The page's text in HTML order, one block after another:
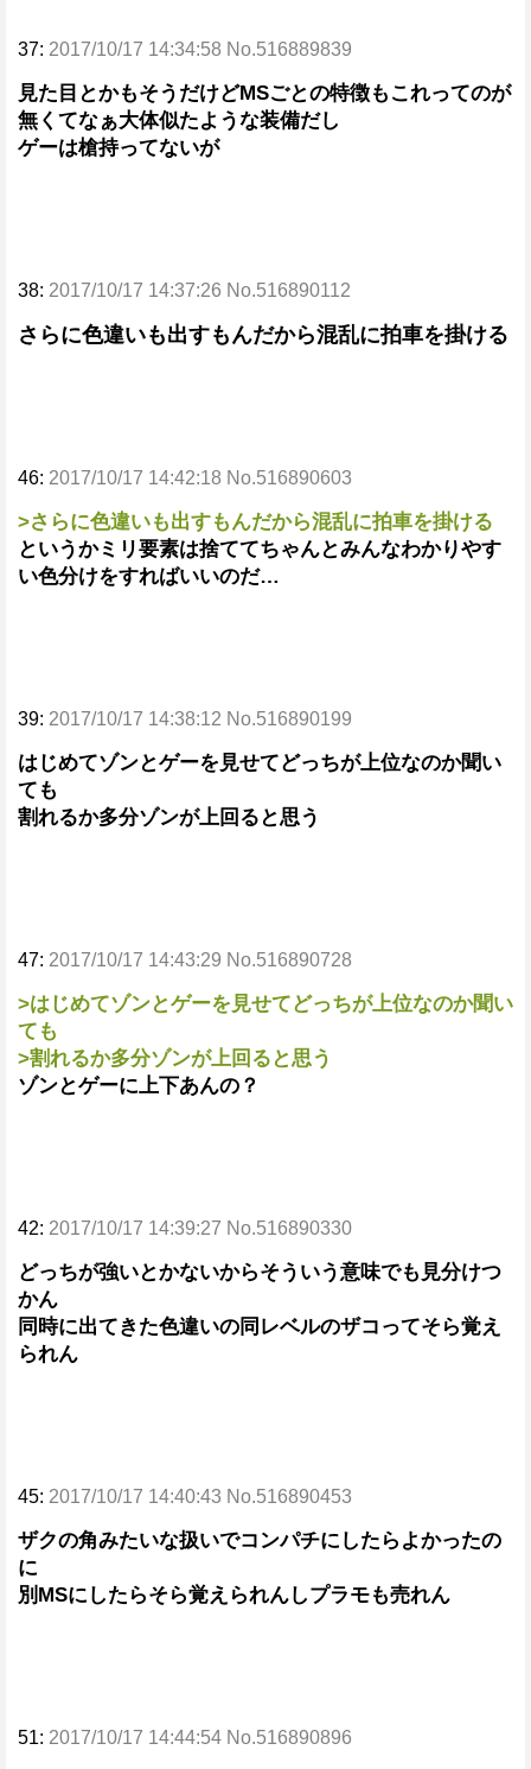
37: 2017/10/17 14:34:58 No.516889839
見た目とかもそうだけどMSごとの特徴もこれってのが
無くてなぁ大体似たような装備だし
ゲーは槍持ってないが
38: 2017/10/17 14:37:26 No.516890112
さらに色違いも出すもんだから混乱に拍車を掛ける
46: 2017/10/17 14:42:18 No.516890603
>さらに色違いも出すもんだから混乱に拍車を掛ける
というかミリ要素は捨ててちゃんとみんなわかりやす
い色分けをすればいいのだ…
39: 2017/10/17 14:38:12 No.516890199
はじめてゾンとゲーを見せてどっちが上位なのか聞い
ても
割れるか多分ゾンが上回ると思う
47: 2017/10/17 14:43:29 No.516890728
>はじめてゾンとゲーを見せてどっちが上位なのか聞い
ても
>割れるか多分ゾンが上回ると思う
ゾンとゲーに上下あんの？
42: 2017/10/17 14:39:27 No.516890330
どっちが強いとかないからそういう意味でも見分けつ
かん
同時に出てきた色違いの同レベルのザコってそら覚え
られん
45: 2017/10/17 14:40:43 No.516890453
ザクの角みたいな扱いでコンパチにしたらよかったの
に
別MSにしたらそら覚えられんしプラモも売れん
51: 2017/10/17 14:44:54 No.516890896